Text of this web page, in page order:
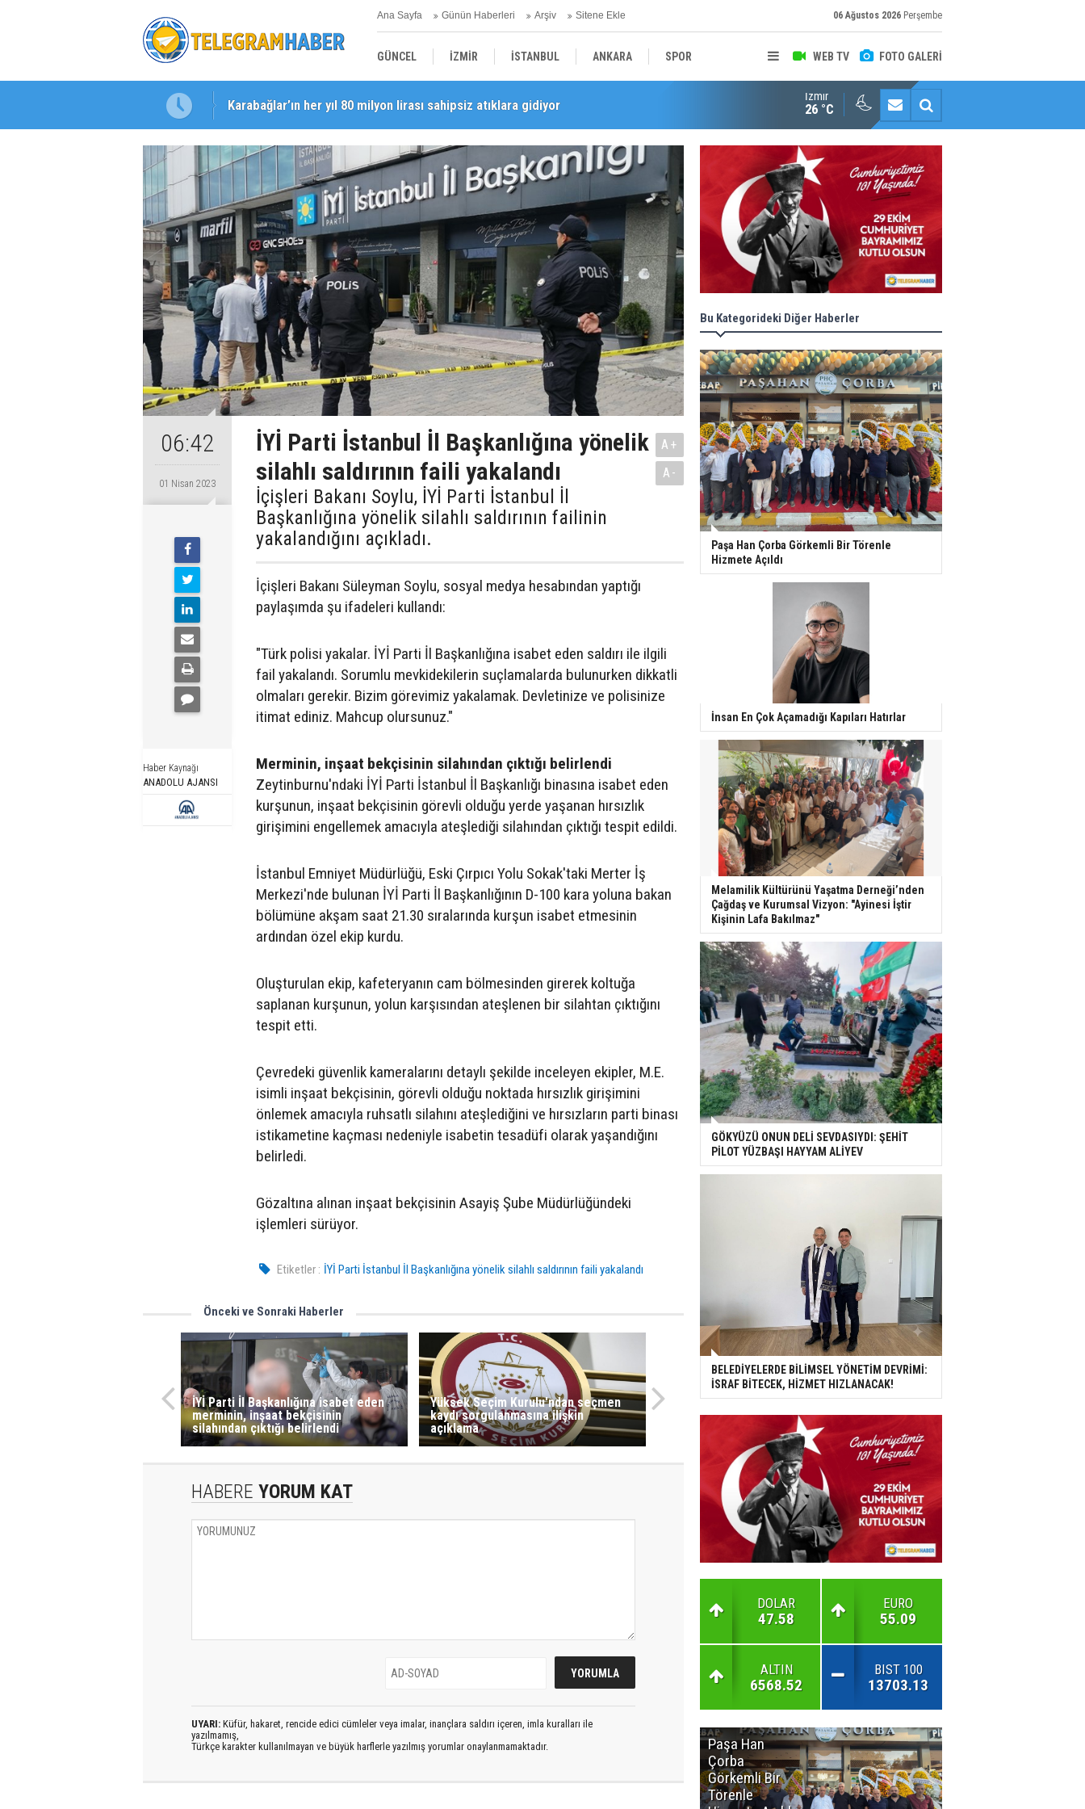
Ana Sayfa Günün Haberleri Arşiv Sitene Ekle 06 Ağustos 2026 Perşembe
WEB TV FOTO GALERİ
GÜNCEL İZMİR İSTANBUL ANKARA SPOR
YEREL SAĞLIK EKONOMİ
Karabağlar’ın her yıl 80 milyon lirası sahipsiz atıklara gidiyor
Başkan Eşki’den Çamdibi’nde esnaf turu Halk istedi, ESHOT düzenledi
İzmir
26 °C
06:42
01 Nisan 2023
Haber Kaynağı
ANADOLU AJANSI
İYİ Parti İstanbul İl Başkanlığına yönelik
silahlı saldırının faili yakalandı
İçişleri Bakanı Soylu, İYİ Parti İstanbul İl
Başkanlığına yönelik silahlı saldırının failinin
yakalandığını açıkladı.
A+
A-
İçişleri Bakanı Süleyman Soylu, sosyal medya hesabından yaptığı
paylaşımda şu ifadeleri kullandı:
"Türk polisi yakalar. İYİ Parti İl Başkanlığına isabet eden saldırı ile ilgili
fail yakalandı. Sorumlu mevkidekilerin suçlamalarda bulunurken dikkatli
olmaları gerekir. Bizim görevimiz yakalamak. Devletinize ve polisinize
itimat ediniz. Mahcup olursunuz."
Merminin, inşaat bekçisinin silahından çıktığı belirlendi
Zeytinburnu'ndaki İYİ Parti İstanbul İl Başkanlığı binasına isabet eden
kurşunun, inşaat bekçisinin görevli olduğu yerde yaşanan hırsızlık
girişimini engellemek amacıyla ateşlediği silahından çıktığı tespit edildi.
İstanbul Emniyet Müdürlüğü, Eski Çırpıcı Yolu Sokak'taki Merter İş
Merkezi'nde bulunan İYİ Parti İl Başkanlığının D-100 kara yoluna bakan
bölümüne akşam saat 21.30 sıralarında kurşun isabet etmesinin
ardından özel ekip kurdu.
Oluşturulan ekip, kafeteryanın cam bölmesinden girerek koltuğa
saplanan kurşunun, yolun karşısından ateşlenen bir silahtan çıktığını
tespit etti.
Çevredeki güvenlik kameralarını detaylı şekilde inceleyen ekipler, M.E.
isimli inşaat bekçisinin, görevli olduğu noktada hırsızlık girişimini
önlemek amacıyla ruhsatlı silahını ateşlediğini ve hırsızların parti binası
istikametine kaçması nedeniyle isabetin tesadüfi olarak yaşandığını
belirledi.
Gözaltına alınan inşaat bekçisinin Asayiş Şube Müdürlüğündeki
işlemleri sürüyor.
Etiketler : İYİ Parti İstanbul İl Başkanlığına yönelik silahlı saldırının faili yakalandı
Önceki ve Sonraki Haberler
İYİ Parti İl Başkanlığına isabet eden
merminin, inşaat bekçisinin
silahından çıktığı belirlendi
Yüksek Seçim Kurulu'ndan seçmen
kaydı sorgulanmasına ilişkin
açıklama
HABERE YORUM KAT
UYARI: Küfür, hakaret, rencide edici cümleler veya imalar, inançlara saldırı içeren, imla kuralları ile
yazılmamış,
Türkçe karakter kullanılmayan ve büyük harflerle yazılmış yorumlar onaylanmamaktadır.
Bu Kategorideki Diğer Haberler
Paşa Han Çorba Görkemli Bir Törenle
Hizmete Açıldı
İnsan En Çok Açamadığı Kapıları Hatırlar
Melamilik Kültürünü Yaşatma Derneği’nden
Çağdaş ve Kurumsal Vizyon: "Ayinesi İştir
Kişinin Lafa Bakılmaz"
GÖKYÜZÜ ONUN DELİ SEVDASIYDI: ŞEHİT
PİLOT YÜZBAŞI HAYYAM ALİYEV
BELEDİYELERDE BİLİMSEL YÖNETİM DEVRİMİ:
İSRAF BİTECEK, HİZMET HIZLANACAK!
DOLAR
47.58
EURO
55.09
ALTIN
6568.52
BIST 100
13703.13
Paşa Han
Çorba
Görkemli Bir
Törenle